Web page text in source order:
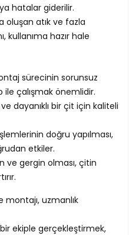
hatalar giderilir.
oluşan atık ve fazla
kullanıma hazır hale
sürecinin sorunsuz
çalışmak önemlidir.
dayanıklı bir çit için kaliteli
doğru yapılması,
etkiler.
ve gergin olması, çitin
uzmanlık
ekiple gerçekleştirmek,